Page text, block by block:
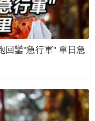
急行軍" 單日急